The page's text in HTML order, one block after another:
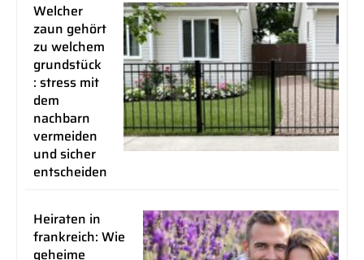
Welcher
zaun gehört
zu welchem
grundstück
: stress mit
dem
nachbarn
vermeiden
und sicher
entscheiden
Heiraten in
frankreich: Wie
geheime